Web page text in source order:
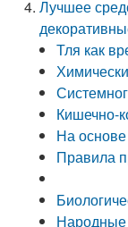
Лучшее
Тля как
Кишечно-
На
Правила
Народные